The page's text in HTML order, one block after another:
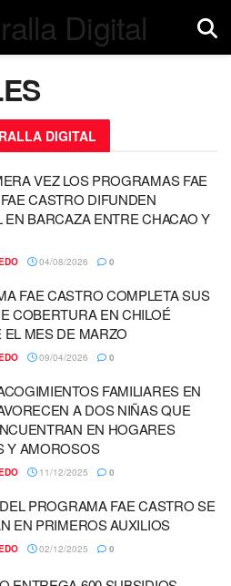
DIGITAL
VEZ LOS PROGRAMAS FAE
CASTRO DIFUNDEN
EN BARCAZA ENTRE CHACAO Y
04/08/2026 0
FAE CASTRO COMPLETA SUS
COBERTURA EN CHILOÉ
EL MES DE MARZO
09/04/2026 0
FAMILIARES EN
A DOS NIÑAS QUE
EN HOGARES
Y AMOROSOS
11/12/2025 0
PROGRAMA FAE CASTRO SE
EN PRIMEROS AUXILIOS
02/12/2025 0